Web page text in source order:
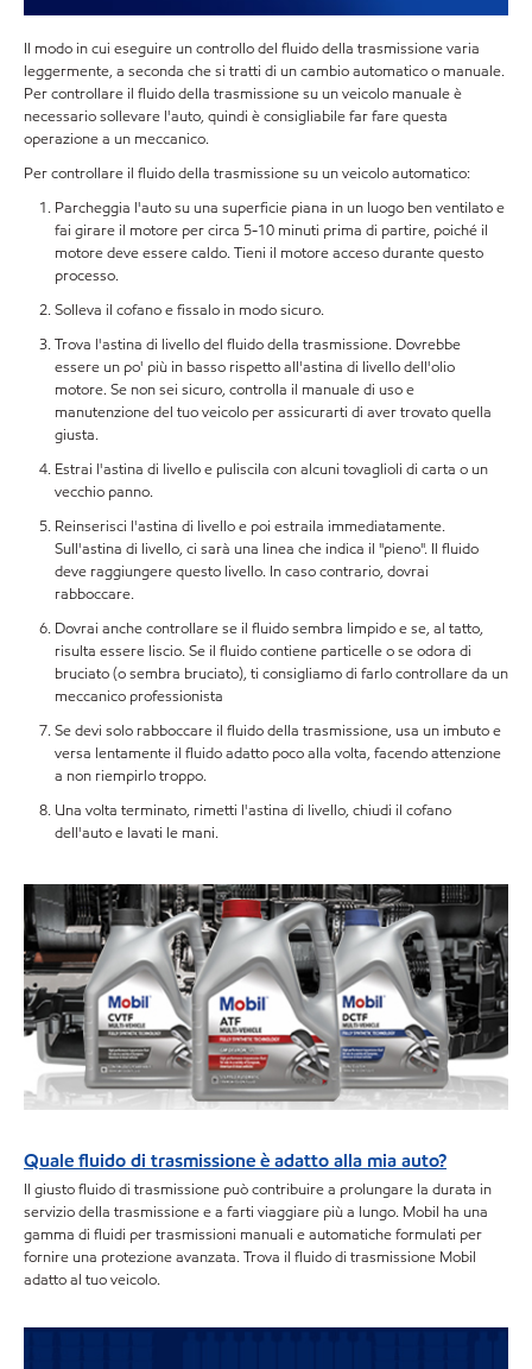
Il modo in cui eseguire un controllo del fluido della trasmissione varia
leggermente, a seconda che si tratti di un cambio automatico o manuale.
Per controllare il fluido della trasmissione su un veicolo manuale è
necessario sollevare l'auto, quindi è consigliabile far fare questa
operazione a un meccanico.
Per controllare il fluido della trasmissione su un veicolo automatico:
Parcheggia l'auto su una superficie piana in un luogo ben ventilato e
fai girare il motore per circa 5-10 minuti prima di partire, poiché il
motore deve essere caldo. Tieni il motore acceso durante questo
processo.
Solleva il cofano e fissalo in modo sicuro.
Trova l'astina di livello del fluido della trasmissione. Dovrebbe
essere un po' più in basso rispetto all'astina di livello dell'olio
motore. Se non sei sicuro, controlla il manuale di uso e
manutenzione del tuo veicolo per assicurarti di aver trovato quella
giusta.
Estrai l'astina di livello e puliscila con alcuni tovaglioli di carta o un
vecchio panno.
Reinserisci l'astina di livello e poi estraila immediatamente.
Sull'astina di livello, ci sarà una linea che indica il "pieno". Il fluido
deve raggiungere questo livello. In caso contrario, dovrai
rabboccare.
Dovrai anche controllare se il fluido sembra limpido e se, al tatto,
risulta essere liscio. Se il fluido contiene particelle o se odora di
bruciato (o sembra bruciato), ti consigliamo di farlo controllare da un
meccanico professionista
Se devi solo rabboccare il fluido della trasmissione, usa un imbuto e
versa lentamente il fluido adatto poco alla volta, facendo attenzione
a non riempirlo troppo.
Una volta terminato, rimetti l'astina di livello, chiudi il cofano
dell'auto e lavati le mani.
Quale fluido di trasmissione è adatto alla mia auto?
Il giusto fluido di trasmissione può contribuire a prolungare la durata in
servizio della trasmissione e a farti viaggiare più a lungo. Mobil ha una
gamma di fluidi per trasmissioni manuali e automatiche formulati per
fornire una protezione avanzata. Trova il fluido di trasmissione Mobil
adatto al tuo veicolo.